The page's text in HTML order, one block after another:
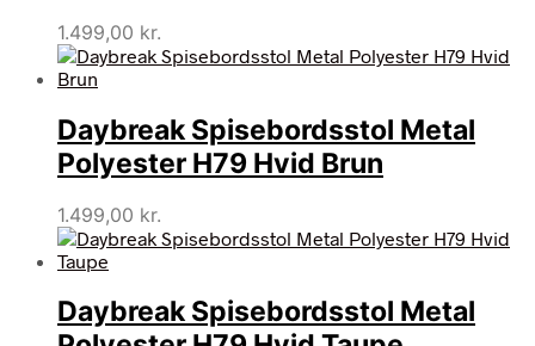
1.499,00 kr.
Daybreak Spisebordsstol Metal
Polyester H79 Hvid Brun
1.499,00 kr.
Daybreak Spisebordsstol Metal